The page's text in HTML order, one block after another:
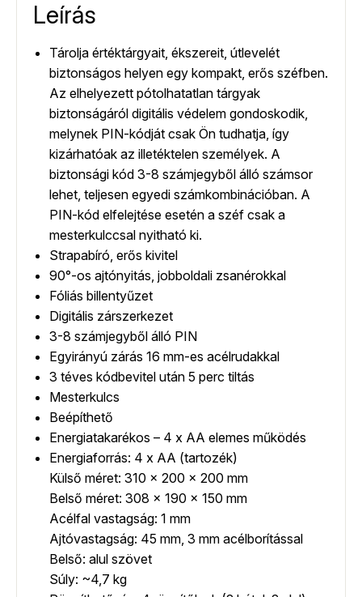
Leírás
Tárolja értéktárgyait, ékszereit, útlevelét
biztonságos helyen egy kompakt, erős széfben.
Az elhelyezett pótolhatatlan tárgyak
biztonságáról digitális védelem gondoskodik,
melynek PIN-kódját csak Ön tudhatja, így
kizárhatóak az illetéktelen személyek. A
biztonsági kód 3-8 számjegyből álló számsor
lehet, teljesen egyedi számkombinációban. A
PIN-kód elfelejtése esetén a széf csak a
mesterkulccsal nyitható ki.
Strapabíró, erős kivitel
90°-os ajtónyitás, jobboldali zsanérokkal
Fóliás billentyűzet
Digitális zárszerkezet
3-8 számjegyből álló PIN
Egyirányú zárás 16 mm-es acélrudakkal
3 téves kódbevitel után 5 perc tiltás
Mesterkulcs
Beépíthető
Energiatakarékos – 4 x AA elemes működés
Energiaforrás: 4 x AA (tartozék)
Külső méret: 310 x 200 x 200 mm
Belső méret: 308 x 190 x 150 mm
Acélfal vastagság: 1 mm
Ajtóvastagság: 45 mm, 3 mm acélborítással
Belső: alul szövet
Súly: ~4,7 kg